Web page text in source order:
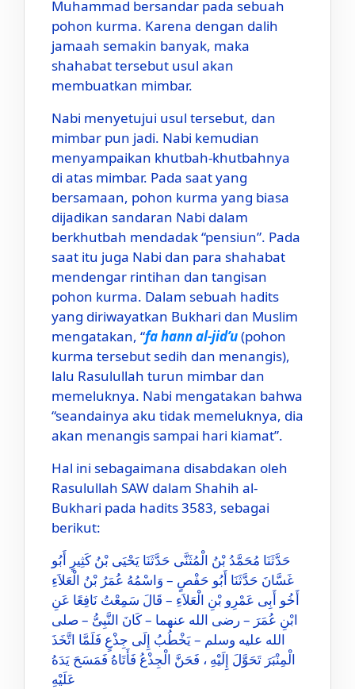
Muhammad bersandar pada sebuah
pohon kurma. Karena dengan dalih
jamaah semakin banyak, maka
shahabat tersebut usul akan
membuatkan mimbar.
Nabi menyetujui usul tersebut, dan
mimbar pun jadi. Nabi kemudian
menyampaikan khutbah-khutbahnya
di atas mimbar. Pada saat yang
bersamaan, pohon kurma yang biasa
dijadikan sandaran Nabi dalam
berkhutbah mendadak “pensiun”. Pada
saat itu juga Nabi dan para shahabat
mendengar rintihan dan tangisan
pohon kurma. Dalam sebuah hadits
yang diriwayatkan Bukhari dan Muslim
mengatakan, “fa hann al-jid’u(pohon
kurma tersebut sedih dan menangis),
lalu Rasulullah turun mimbar dan
memeluknya. Nabi mengatakan bahwa
“seandainya aku tidak memeluknya, dia
akan menangis sampai hari kiamat”.
Hal ini sebagaimana disabdakan oleh
Rasulullah SAW dalam Shahih al-
Bukhari pada hadits 3583, sebagai
berikut:
حَدَّثَنَا مُحَمَّدُ بْنُ الْمُثَنَّى حَدَّثَنَا يَحْيَى بْنُ كَثِيرٍ أَبُو
غَسَّانَ حَدَّثَنَا أَبُو حَفْصٍ – وَاسْمُهُ عُمَرُ بْنُ الْعَلاَءِ
أَخُو أَبِى عَمْرِو بْنِ الْعَلاَءِ – قَالَ سَمِعْتُ نَافِعًا عَنِ
ابْنِ عُمَرَ – رضى الله عنهما – كَانَ النَّبِىُّ – صلى
الله عليه وسلم – يَخْطُبُ إِلَى جِذْعٍ فَلَمَّا اتَّخَذَ
الْمِنْبَرَ تَحَوَّلَ إِلَيْهِ ، فَحَنَّ الْجِذْعُ فَأَتَاهُ فَمَسَحَ يَدَهُ
عَلَيْهِ